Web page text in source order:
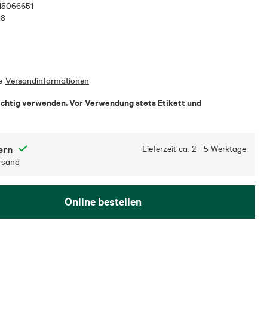
Versandinformationen
verwenden. Vor Verwendung stets Etikett und
Lieferzeit ca. 2 - 5 Werktage
Online bestellen